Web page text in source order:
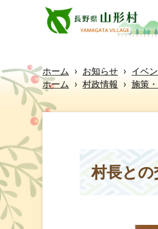
ホーム › お知らせ › イベ
ホーム › 村政情報 › 施策
村長と